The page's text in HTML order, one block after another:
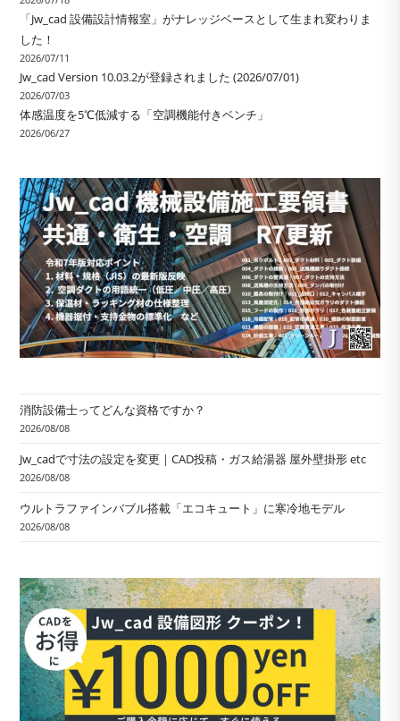
「Jw_cad 設備設計情報室」がナレッジベースとして生まれ変わりま
した！
2026/07/11
Jw_cad Version 10.03.2が登録されました (2026/07/01)
2026/07/03
体感温度を5℃低減する「空調機能付きベンチ」
2026/06/27
消防設備士ってどんな資格ですか？
2026/08/08
Jw_cadで寸法の設定を変更｜CAD投稿・ガス給湯器 屋外壁掛形 etc
2026/08/08
ウルトラファインバブル搭載「エコキュート」に寒冷地モデル
2026/08/08